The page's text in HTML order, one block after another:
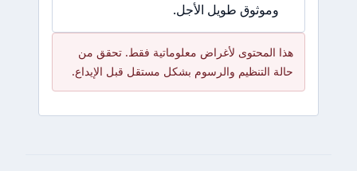
وموثوق طويل الأجل.
هذا المحتوى لأغراض معلوماتية فقط. تحقق من
حالة التنظيم والرسوم بشكل مستقل قبل الإيداع.